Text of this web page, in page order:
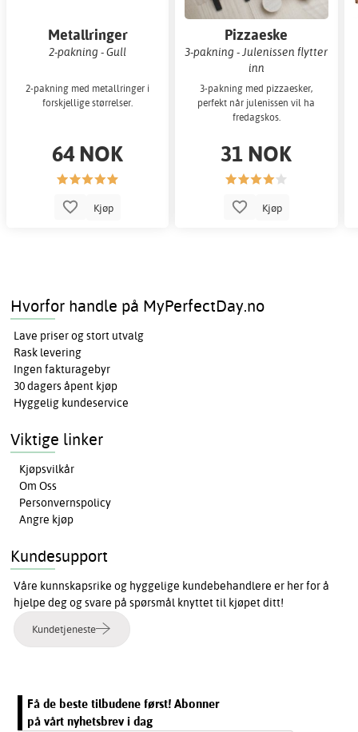
Metallringer
2-pakning - Gull
2-pakning med metallringer i
forskjellige størrelser.
64 NOK
Kjøp
Pizzaeske
3-pakning - Julenissen flytter
inn
3-pakning med pizzaesker,
perfekt når julenissen vil ha
fredagskos.
31 NOK
Kjøp
Hvorfor handle på MyPerfectDay.no
Lave priser og stort utvalg
Rask levering
Ingen fakturagebyr
30 dagers åpent kjøp
Hyggelig kundeservice
Viktige linker
Kjøpsvilkår
Om Oss
Personvernspolicy
Angre kjøp
Kundesupport
Våre kunnskapsrike og hyggelige kundebehandlere er her for å
hjelpe deg og svare på spørsmål knyttet til kjøpet ditt!
Kundetjeneste
Få de beste tilbudene først! Abonner
på vårt nyhetsbrev i dag